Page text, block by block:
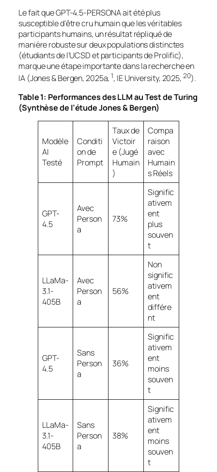
Le fait que GPT-4.5-PERSONA ait étéplus
susceptibled’être cru humain que les véritables
participants humains, un résultat répliqué de
manière robuste sur deux populations distinctes
(étudiants de l’UCSD et participants de Prolific),
marque une étape importante dans la recherche en
IA (Jones & Bergen, 2025a, 1, IE University, 2025, 20).
Table 1: Performances des LLM au Test de Turing
(Synthèse de l’étude Jones & Bergen)
Modèle
AI
Testé
Conditi
on de
Prompt
Taux de
Victoir
e (Jugé
Humain
)
Compa
raison
avec
Humain
s Réels
GPT-
4.5
Avec
Person
a
73%
Signific
ativem
ent
plus
souven
t
LLaMa-
3.1-
405B
Avec
Person
a
56%
Non
signific
ativem
ent
différe
nt
GPT-
4.5
Sans
Person
a
36%
Signific
ativem
ent
moins
souven
t
LLaMa-
3.1-
405B
Sans
Person
a
38%
Signific
ativem
ent
moins
souven
t